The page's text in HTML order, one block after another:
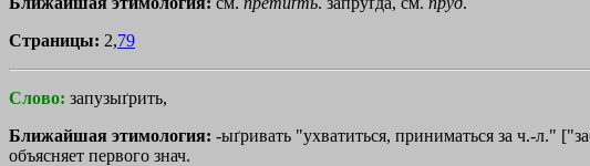
Страницы: 2,79
Слово: запузыґрить,
Ближайшая этимология: -ыґривать "ухватиться, приниматься за ч.-л."
объясняет первого знач.